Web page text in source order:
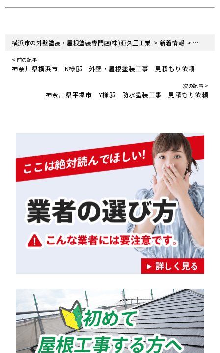
横浜市の外壁塗装・屋根塗装専門店(株)亜久里工業 >新着情報 > お知らせ
< 前の記事
神奈川県横浜市 N様邸 外壁・屋根塗装工事 見積もり依頼
次の記事 >
神奈川県平塚市 Y様邸 防水塗装工事 見積もり依頼